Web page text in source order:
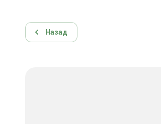
Назад